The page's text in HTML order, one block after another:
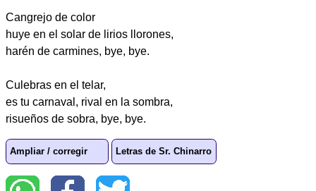
Cangrejo de color
huye en el solar de lirios llorones,
harén de carmines, bye, bye.
Culebras en el telar,
es tu carnaval, rival en la sombra,
risueños de sobra, bye, bye.
Ampliar / corregir Letras de Sr. Chinarro